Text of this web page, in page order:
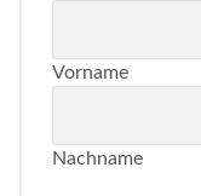
Vorname
Nachname